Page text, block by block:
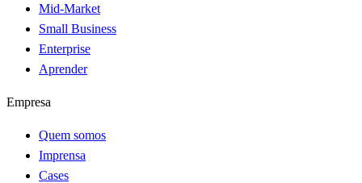
Mid-Market
Small Business
Enterprise
Aprender
Empresa
Quem somos
Imprensa
Cases